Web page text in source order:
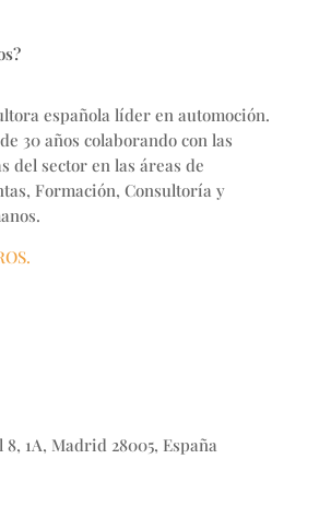
española líder en automoción.
30 años colaborando con las
del sector en las áreas de
Formación, Consultoría y
1A, Madrid 28005, España